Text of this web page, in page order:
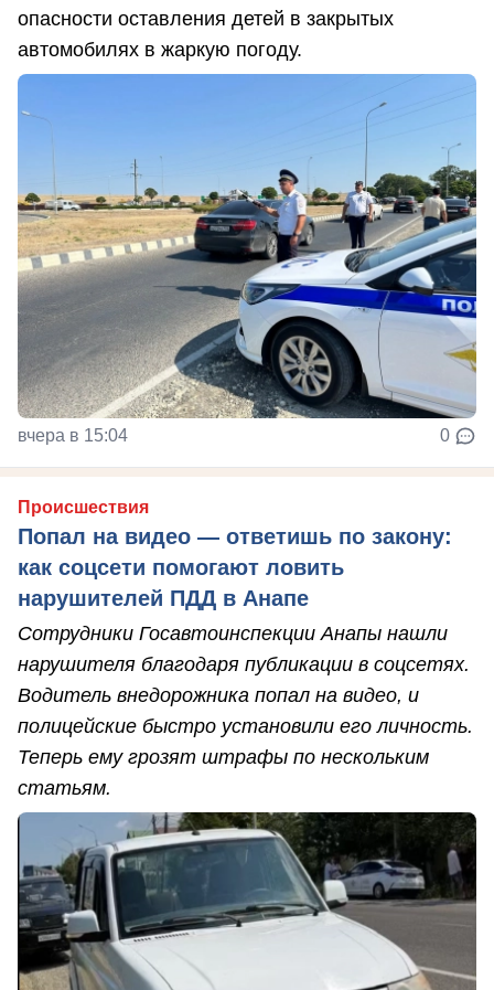
опасности оставления детей в закрытых
автомобилях в жаркую погоду.
вчера в 15:04 0
Происшествия
Попал на видео — ответишь по закону:
как соцсети помогают ловить
нарушителей ПДД в Анапе
Сотрудники Госавтоинспекции Анапы нашли
нарушителя благодаря публикации в соцсетях.
Водитель внедорожника попал на видео, и
полицейские быстро установили его личность.
Теперь ему грозят штрафы по нескольким
статьям.